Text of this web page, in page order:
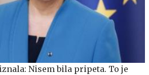
Nisem bila pripeta. To je